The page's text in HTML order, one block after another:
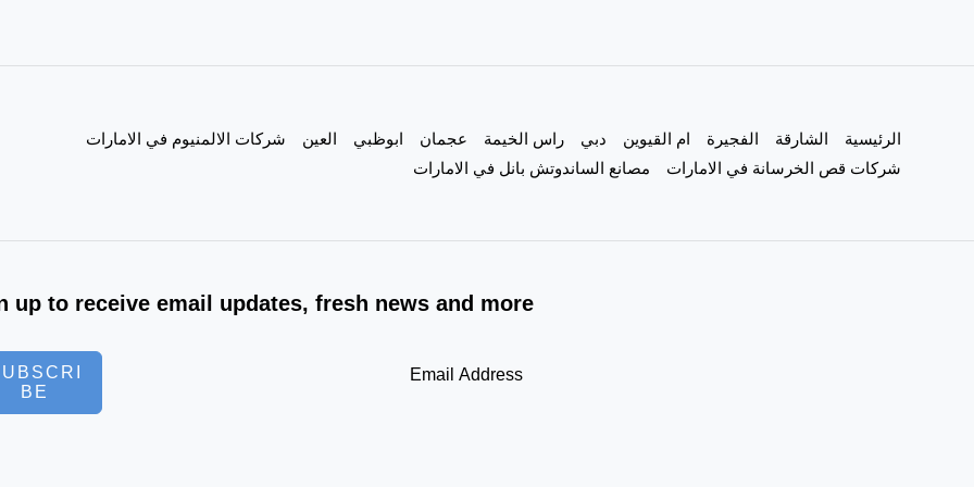
الرئيسية الشارقة الفجيرة ام القيوين دبي راس الخيمة عجمان ابوظبي العين
شركات الالمنيوم في الامارات
شركات قص الخرسانة في الامارات
مصانع الساندوتش بانل في الامارات
up to receive email updates, fresh news and more!
BE